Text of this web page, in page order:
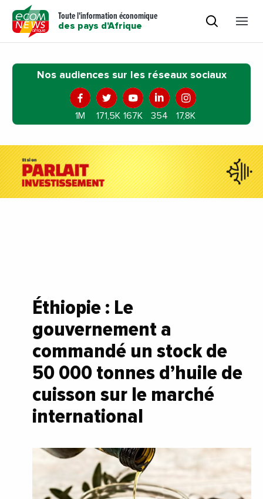
Toute l'information économique
des pays d'Afrique
Nos audiences sur les réseaux sociaux
1M 171,5K 167K 354 17,8K
Éthiopie : Le
gouvernement a
commandé un stock de
50 000 tonnes d’huile de
cuisson sur le marché
international